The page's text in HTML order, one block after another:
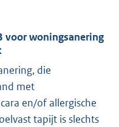
voor woningsanering
die
met
en/of allergische
tapijt is slechts